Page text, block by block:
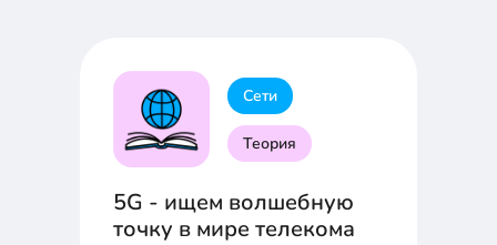
Сети
Теория
5G - ищем волшебную
точку в мире телекома